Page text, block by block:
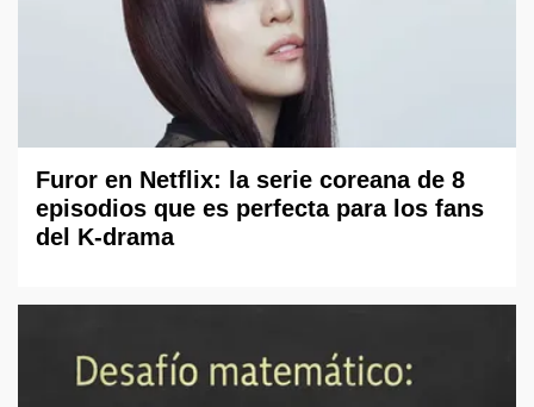
Furor en Netflix: la serie coreana de 8
episodios que es perfecta para los fans
del K-drama